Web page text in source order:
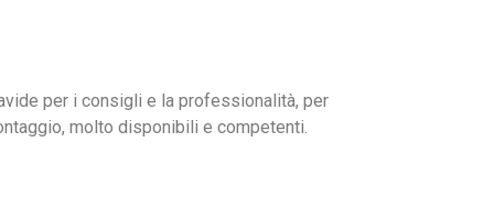
per i consigli e la professionalità, per
molto disponibili e competenti.